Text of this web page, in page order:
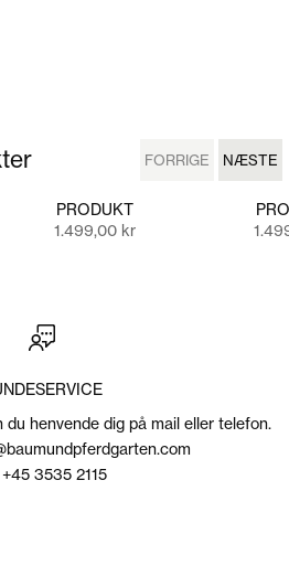
FORRIGE
FORRIGE NÆSTE
NÆSTE
PRODUKT
Salgspris
1.499,00 kr
du henvende dig på mail eller telefon.
+45 3535 2115